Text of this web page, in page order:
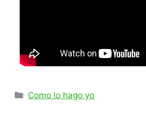
Como lo hago yo